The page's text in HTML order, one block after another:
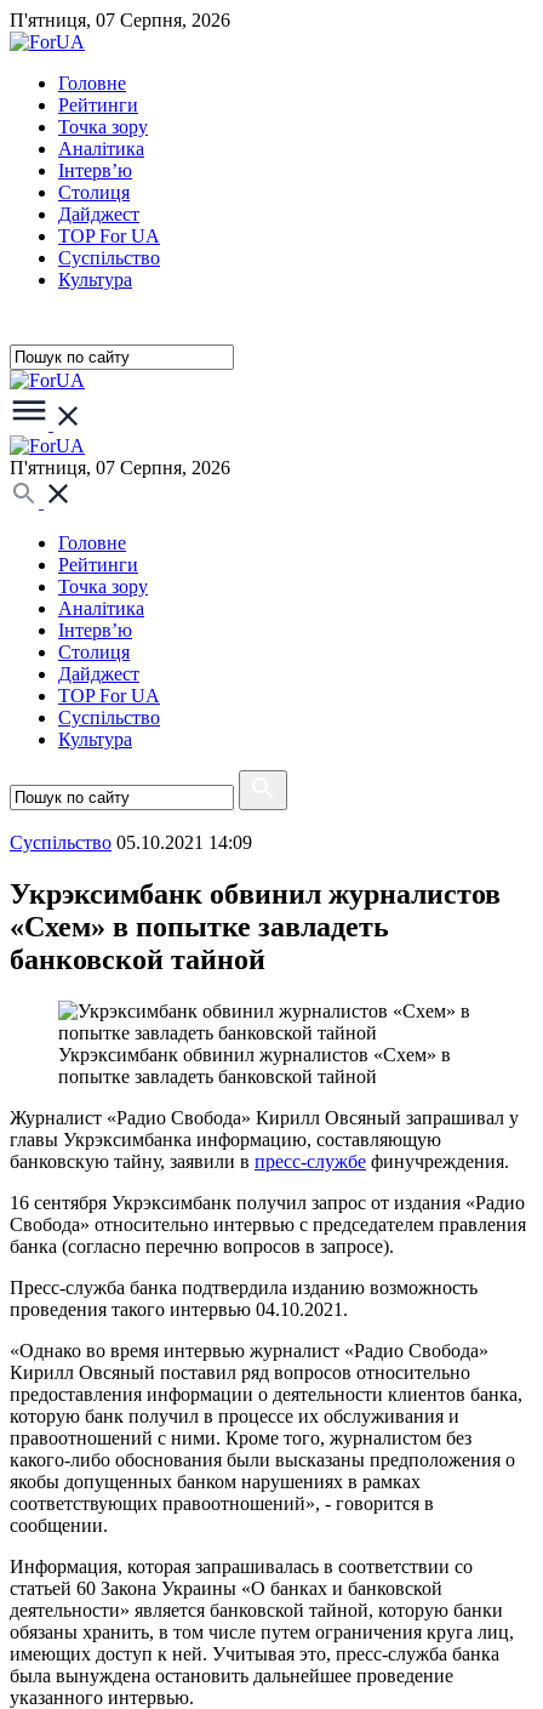
П'ятниця, 07 Серпня, 2026
Головне
Рейтинги
Точка зору
Аналітика
Інтерв’ю
Столиця
Дайджест
TOP For UA
Суспiльство
Культура
П'ятниця, 07 Серпня, 2026
Головне
Рейтинги
Точка зору
Аналітика
Інтерв’ю
Столиця
Дайджест
TOP For UA
Суспiльство
Культура
Суспiльство 05.10.2021 14:09
Укрэксимбанк обвинил журналистов
«Схем» в попытке завладеть
банковской тайной
Укрэксимбанк обвинил журналистов «Схем» в
попытке завладеть банковской тайной
Журналист «Радио Свобода» Кирилл Овсяный запрашивал у
главы Укрэксимбанка информацию, составляющую
банковскую тайну, заявили в пресс-службе финучреждения.
16 сентября Укрэксимбанк получил запрос от издания «Радио
Свобода» относительно интервью с председателем правления
банка (согласно перечню вопросов в запросе).
Пресс-служба банка подтвердила изданию возможность
проведения такого интервью 04.10.2021.
«Однако во время интервью журналист «Радио Свобода»
Кирилл Овсяный поставил ряд вопросов относительно
предоставления информации о деятельности клиентов банка,
которую банк получил в процессе их обслуживания и
правоотношений с ними. Кроме того, журналистом без
какого-либо обоснования были высказаны предположения о
якобы допущенных банком нарушениях в рамках
соответствующих правоотношений», - говорится в
сообщении.
Информация, которая запрашивалась в соответствии со
статьей 60 Закона Украины «О банках и банковской
деятельности» является банковской тайной, которую банки
обязаны хранить, в том числе путем ограничения круга лиц,
имеющих доступ к ней. Учитывая это, пресс-служба банка
была вынуждена остановить дальнейшее проведение
указанного интервью.